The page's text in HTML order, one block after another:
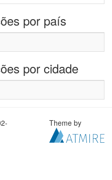
por país
por cidade
Theme by